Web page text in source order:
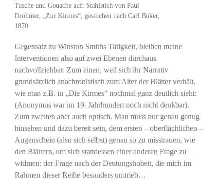
Tusche und Gouache auf: Stahlstich von Paul
Dröhmer, „Zur Kirmes“, gestochen nach Carl Böker,
1870
Gegensatz zu Winston Smiths Tätigkeit, bleiben meine
Interventionen also auf zwei Ebenen durchaus
nachvollziehbar. Zum einen, weil sich ihr Narrativ
grundsätzlich anachronistisch zum Alter der Blätter verhält,
wie man z.B. in „Die Kirmes“ nochmal ganz deutlich sieht:
(Anonymus war im 19. Jahrhundert noch nicht denkbar).
Zum zweiten aber auch optisch. Man muss nur genau genug
hinsehen und dazu bereit sein, dem ersten – oberflächlichen –
Augenschein (also sich selbst) genau so zu misstrauen, wie
den Blättern, um sich stattdessen einer anderen Frage zu
widmen: der Frage nach der Deutungshoheit, die mich im
Rahmen dieser Reihe besonders umtrieb…